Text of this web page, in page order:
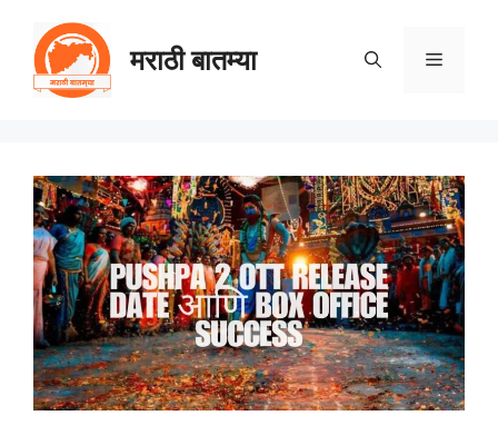
content
मराठी बातम्या Menu